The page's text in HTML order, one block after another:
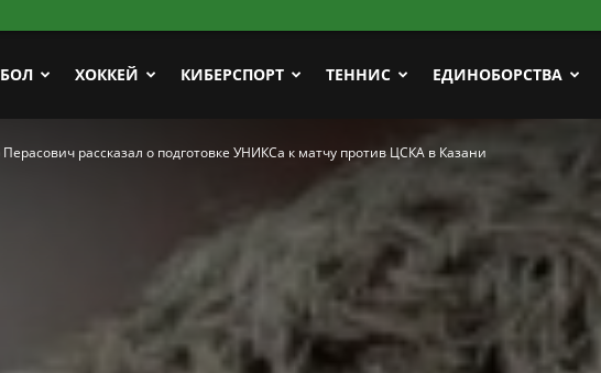
ХОККЕЙ КИБЕРСПОРТ ТЕННИС ЕДИНОБОРСТВА
рассказал о подготовке УНИКСа к матчу против ЦСКА в Казани